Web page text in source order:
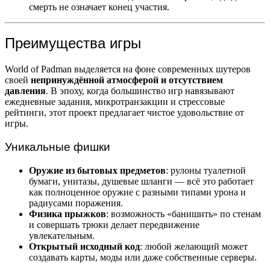
смерть не означает конец участия.
Преимущества игры
World of Padman выделяется на фоне современных шутеров
своей непринуждённой атмосферой и отсутствием
давления. В эпоху, когда большинство игр навязывают
ежедневные задания, микротранзакции и стрессовые
рейтинги, этот проект предлагает чистое удовольствие от
игры.
Уникальные фишки
Оружие из бытовых предметов: рулоны туалетной
бумаги, унитазы, душевые шланги — всё это работает
как полноценное оружие с разными типами урона и
радиусами поражения.
Физика прыжков: возможность «банишить» по стенам
и совершать трюки делает передвижение
увлекательным.
Открытый исходный код: любой желающий может
создавать карты, моды или даже собственные серверы.